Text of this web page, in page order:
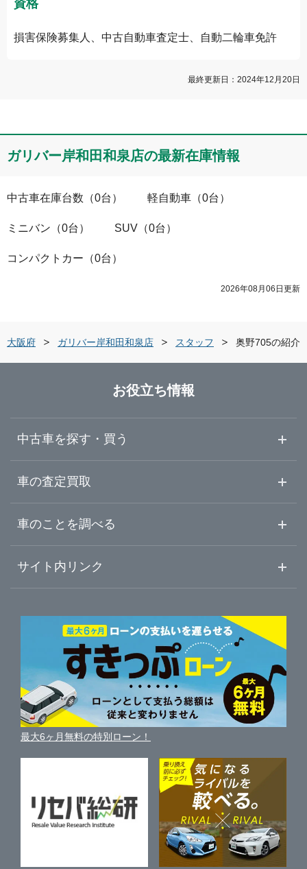
資格
損害保険募集人、中古自動車査定士、自動二輪車免許
最終更新日： 2024年12月20日
ガリバー岸和田和泉店の最新在庫情報
中古車在庫台数 （0台） 軽自動車 （0台）
ミニバン （0台） SUV （0台）
コンパクトカー （0台）
2026年08月06日 更新
大阪府 ガリバー岸和田和泉店 スタッフ 奥野705の紹介
お役立ち情報
中古車を探す・買う
中古車情報・中古車検索
初めての中古車購入ガイド
中古車人気ランキング
自動車ローンを調べる
ガリバーの自動車ローン
車買い替えの基礎知識
近くのお店で車を探す
車の査定買取
車査定・車買取ならガリバー
ガリバーの査定が選ばれる理由
車を売る時よくある質問
便利な査定サービス
中古車買取相場（毎月更新）
車の個人売買ガイド
車のことを調べる
車初心者まとめ
新車・中古車カタログ
車の燃費を調べる
車種別クチコミ
車比較サイト
サイト内リンク
サイトマップ
サイトの使用条件
利用規約
保険代理店業務に関する基本方針
古物営業法に基づく表示
最大6ヶ月無料の特別ローン！